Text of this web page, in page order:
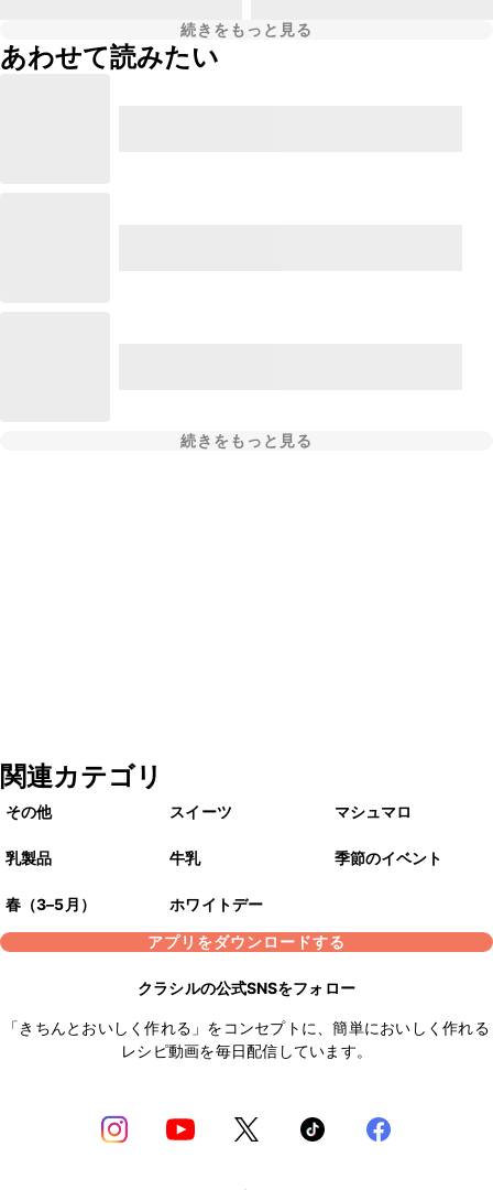
続きをもっと見る
あわせて読みたい
続きをもっと見る
関連カテゴリ
その他 スイーツ マシュマロ
乳製品 牛乳 季節のイベント
春（3–5月）
ホワイトデー
アプリをダウンロードする
クラシルの公式SNSをフォロー
「きちんとおいしく作れる」をコンセプトに、簡単においしく作れる
レシピ動画を毎日配信しています。